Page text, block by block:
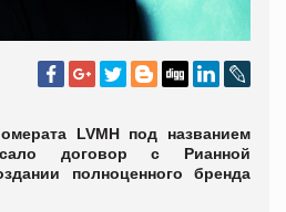
LVMH под названием
договор с Рианной
полноценного бренда